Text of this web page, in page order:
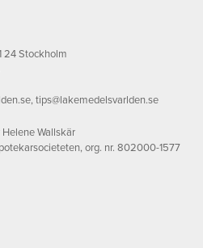
24 Stockholm
,tips@lakemedelsvarlden.se
Wallskär
org. nr. 802000-1577